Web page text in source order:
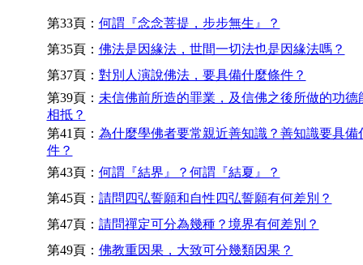
第33頁： 何謂『念念菩提，步步無生』？
第35頁： 佛法是因緣法，世間一切法也是因緣法嗎？
第37頁： 對別人演說佛法，要具備什麼條件？
第39頁： 未信佛前所造的罪業，及信佛之後所做的功德
相抵？
第41頁： 為什麼學佛者要常親近善知識？善知識要具備
件？
第43頁： 何謂『結界』？何謂『結夏』？
第45頁： 請問四弘誓願和自性四弘誓願有何差別？
第47頁： 請問禪定可分為幾種？境界有何差別？
第49頁： 佛教重因果，大致可分幾類因果？